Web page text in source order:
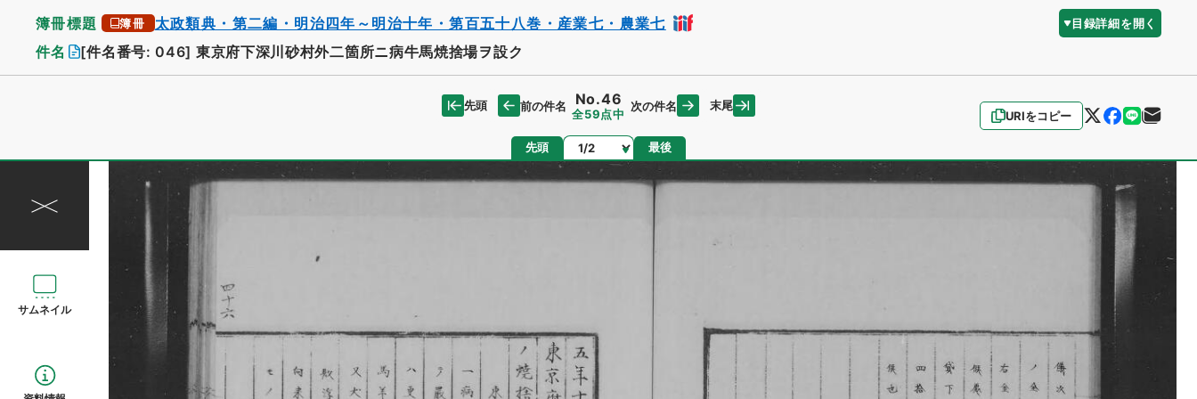
簿冊標題 簿冊 太政類典・第二編・明治四年～明治十年・第百五十八巻・産業七・農業七 目録詳細を開く
件名 [件名番号: 046] 東京府下深川砂村外二箇所ニ病牛馬焼捨場ヲ設ク
URIをコピー
先頭 前の件名 No.46
全59点中
次の件名 末尾
先頭 ページ 最後
サムネイル